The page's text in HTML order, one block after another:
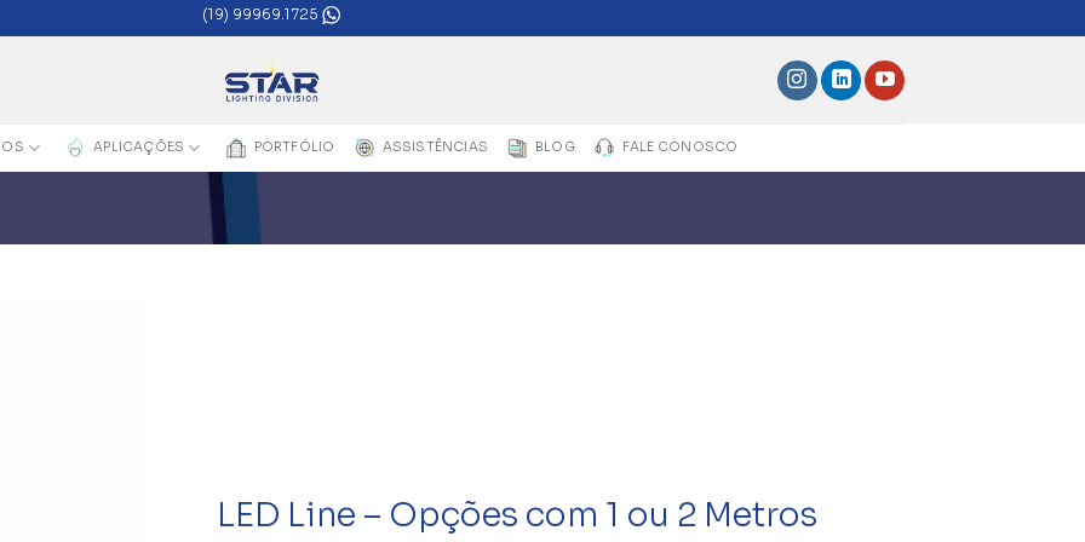
(19) 99969.1725
APLICAÇÕES PORTFÓLIO ASSISTÊNCIAS BLOG FALE CONOSCO
LED Line – Opções com 1 ou 2 Metros